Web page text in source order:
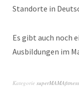
Standorte in
Es gibt auch noch
Ausbildungen im
Kategorie superMAMAfitness